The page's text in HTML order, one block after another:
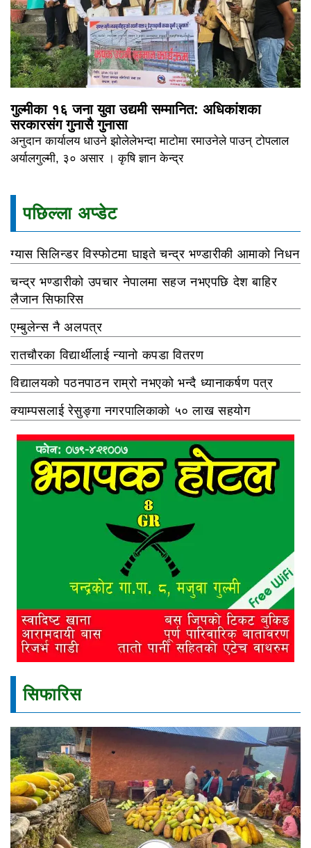
गुल्मीका १६ जना युवा उद्यमी सम्मानित: अधिकांशका
सरकारसंग गुनासै गुनासा
अनुदान कार्यालय धाउने झोलेलेभन्दा माटोमा रमाउनेले पाउन् टोपलाल
अर्यालगुल्मी, ३० असार । कृषि ज्ञान केन्द्र
पछिल्ला अप्डेट
ग्यास सिलिन्डर विस्फोटमा घाइते चन्द्र भण्डारीकी आमाको निधन
चन्द्र भण्डारीको उपचार नेपालमा सहज नभएपछि देश बाहिर
लैजान सिफारिस
एम्बुलेन्स नै अलपत्र
रातचौरका विद्यार्थीलाई न्यानो कपडा वितरण
विद्यालयको पठनपाठन राम्रो नभएको भन्दै ध्यानाकर्षण पत्र
क्याम्पसलाई रेसुङ्गा नगरपालिकाको ५० लाख सहयोग
सिफारिस